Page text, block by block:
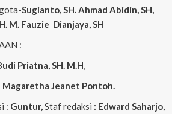
-Sugianto, SH. Ahmad Abidin, SH,
M. Fauzie Dianjaya, SH
:
Priatna, SH. M.H,
Magaretha Jeanet Pontoh.
: Guntur,Staf redaksi : Edward Saharjo,